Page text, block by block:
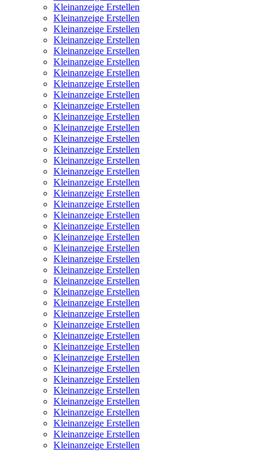
Kleinanzeige Erstellen
Kleinanzeige Erstellen
Kleinanzeige Erstellen
Kleinanzeige Erstellen
Kleinanzeige Erstellen
Kleinanzeige Erstellen
Kleinanzeige Erstellen
Kleinanzeige Erstellen
Kleinanzeige Erstellen
Kleinanzeige Erstellen
Kleinanzeige Erstellen
Kleinanzeige Erstellen
Kleinanzeige Erstellen
Kleinanzeige Erstellen
Kleinanzeige Erstellen
Kleinanzeige Erstellen
Kleinanzeige Erstellen
Kleinanzeige Erstellen
Kleinanzeige Erstellen
Kleinanzeige Erstellen
Kleinanzeige Erstellen
Kleinanzeige Erstellen
Kleinanzeige Erstellen
Kleinanzeige Erstellen
Kleinanzeige Erstellen
Kleinanzeige Erstellen
Kleinanzeige Erstellen
Kleinanzeige Erstellen
Kleinanzeige Erstellen
Kleinanzeige Erstellen
Kleinanzeige Erstellen
Kleinanzeige Erstellen
Kleinanzeige Erstellen
Kleinanzeige Erstellen
Kleinanzeige Erstellen
Kleinanzeige Erstellen
Kleinanzeige Erstellen
Kleinanzeige Erstellen
Kleinanzeige Erstellen
Kleinanzeige Erstellen
Kleinanzeige Erstellen